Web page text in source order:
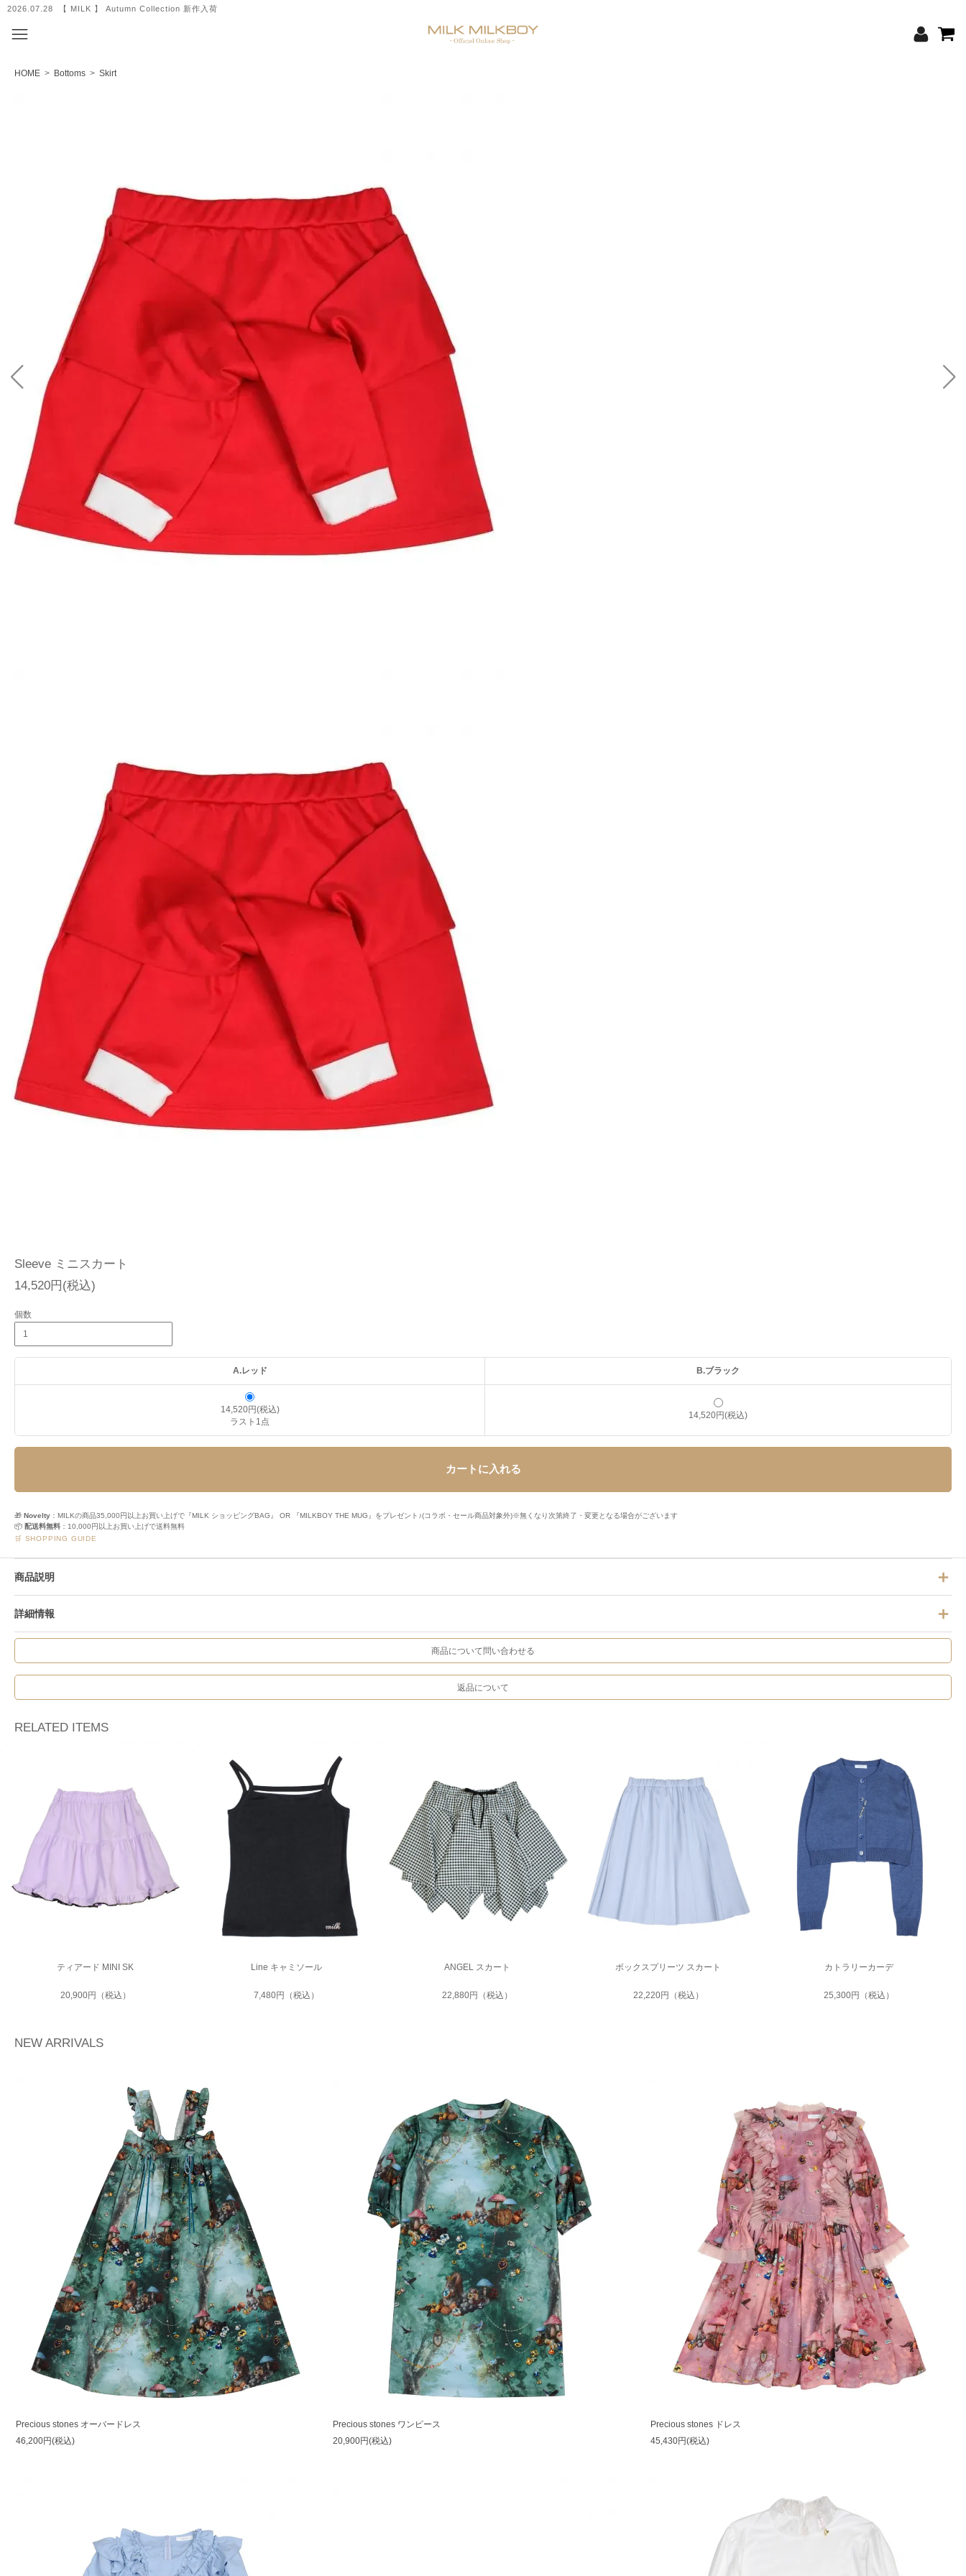
2026.07.01 【 MILK MILKBOY 】 Summer Collection 新作入荷
HOME > Bottoms > Skirt
Sleeve ミニスカート
14,520円(税込)
個数
A.レッド B.ブラック
14,520円(税込)
ラスト1点
14,520円(税込)
カートに入れる
🎁 Novelty ：MILKの商品35,000円以上お買い上げで『MILK ショッピングBAG』 OR 『MILKBOY THE MUG』をプレゼント♪(コラボ・セール商品対象外)※無くなり次第終了・変更となる場合がございます
📦 配送料無料 ：10,000円以上お買い上げで送料無料
🛒 SHOPPING GUIDE
商品説明
詳細情報
商品について問い合わせる
返品について
RELATED ITEMS
ティアード MINI SK
20,900円（税込）
Line キャミソール
7,480円（税込）
ANGEL スカート
22,880円（税込）
ボックスプリーツ スカート
22,220円（税込）
カトラリーカーデ
25,300円（税込）
NEW ARRIVALS
Precious stones オーバードレス
46,200円(税込)
Precious stones ワンピース
20,900円(税込)
Precious stones ドレス
45,430円(税込)